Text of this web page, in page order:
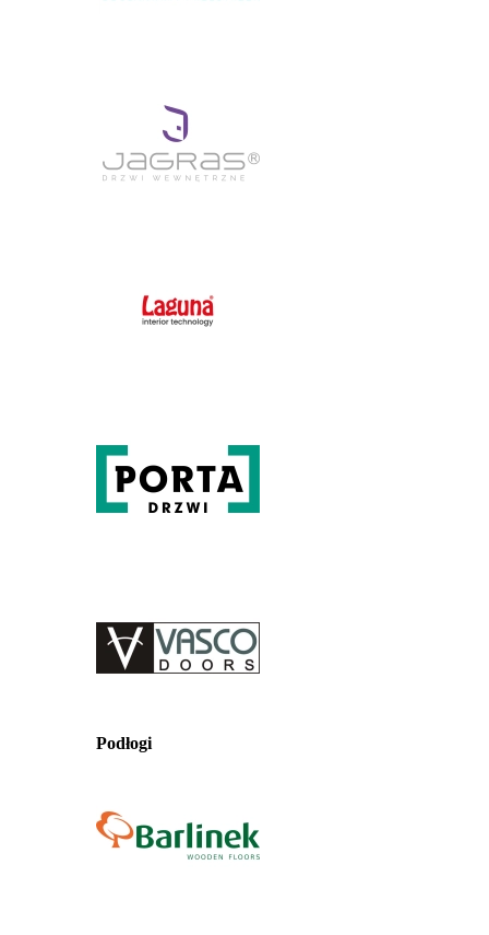
Podłogi